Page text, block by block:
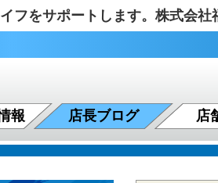
フをサポートします。株式会社
報 店長ブログ 店